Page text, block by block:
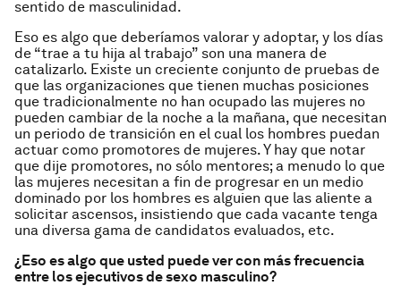
sentido de masculinidad.
Eso es algo que deberíamos valorar y adoptar, y los días
de “trae a tu hija al trabajo” son una manera de
catalizarlo. Existe un creciente conjunto de pruebas de
que las organizaciones que tienen muchas posiciones
que tradicionalmente no han ocupado las mujeres no
pueden cambiar de la noche a la mañana, que necesitan
un periodo de transición en el cual los hombres puedan
actuar como promotores de mujeres. Y hay que notar
que dije promotores, no sólo mentores; a menudo lo que
las mujeres necesitan a fin de progresar en un medio
dominado por los hombres es alguien que las aliente a
solicitar ascensos, insistiendo que cada vacante tenga
una diversa gama de candidatos evaluados, etc.
¿Eso es algo que usted puede ver con más frecuencia
entre los ejecutivos de sexo masculino?